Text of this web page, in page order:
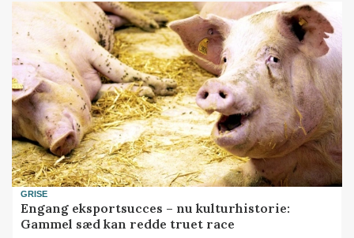
GRISE
Engang eksportsucces – nu kulturhistorie:
Gammel sæd kan redde truet race